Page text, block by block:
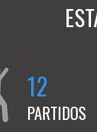
12
PARTIDOS